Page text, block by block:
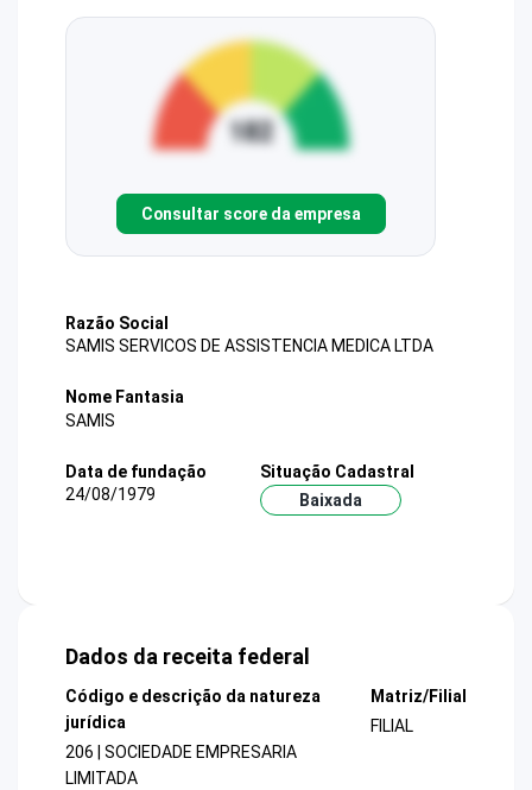
Consultar score da empresa
Razão Social
SAMIS SERVICOS DE ASSISTENCIA MEDICA LTDA
Nome Fantasia
SAMIS
Data de fundação
24/08/1979
Situação Cadastral
Baixada
Dados da receita federal
Código e descrição da natureza
jurídica
206 | SOCIEDADE EMPRESARIA
LIMITADA
Matriz/Filial
FILIAL